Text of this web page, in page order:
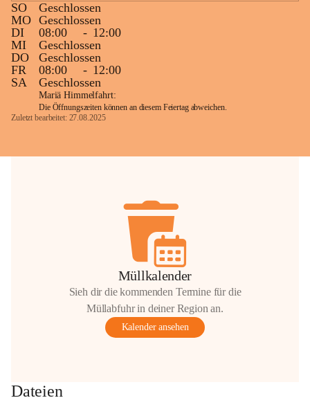
Bevölkerung ungewohnte, jedoch
technisch notwendige Betriebszustände so
kurz wie möglich zu halten.
Wir bitten daher die umliegende
Bevölkerung um Verständnis.
Glück Auf!
GmbH
anrainer-service@omv.com
Bei Fragen, Anliegen oder Beschwerden.
Wartungsarbeiten
SO
Geschlossen
MO Geschlossen
DI
08:00 - 12:00
MI
Geschlossen
DO
Geschlossen
FR
08:00 - 12:00
SA
Geschlossen
Mariä Himmelfahrt:
Die Öffnungszeiten können an diesem Feiertag abweichen.
Zuletzt bearbeitet: 27.08.2025
Müllkalender
Sieh dir die kommenden Termine für die
Müllabfuhr in deiner Region an.
Kalender ansehen
Dateien